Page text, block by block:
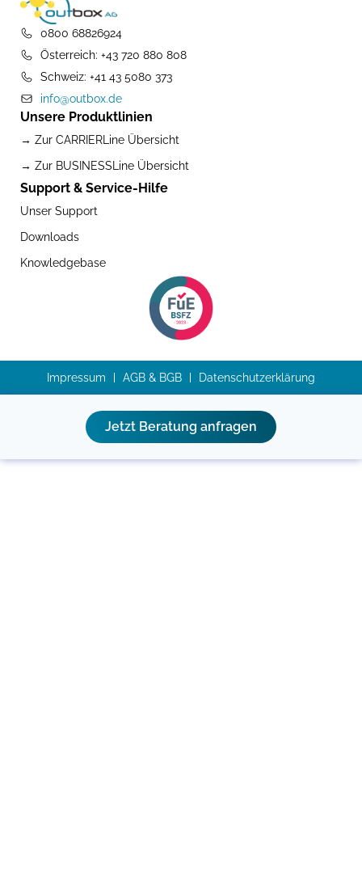
0800 68826924
Österreich: +43 720 880 808
Schweiz: +41 43 5080 373
info@outbox.de
Unsere Produktlinien
→ Zur CARRIERLine Übersicht
→ Zur BUSINESSLine Übersicht
Support & Service-Hilfe
Unser Support
Downloads
Knowledgebase
Impressum AGB & BGB Datenschutzerklärung
Jetzt Beratung anfragen